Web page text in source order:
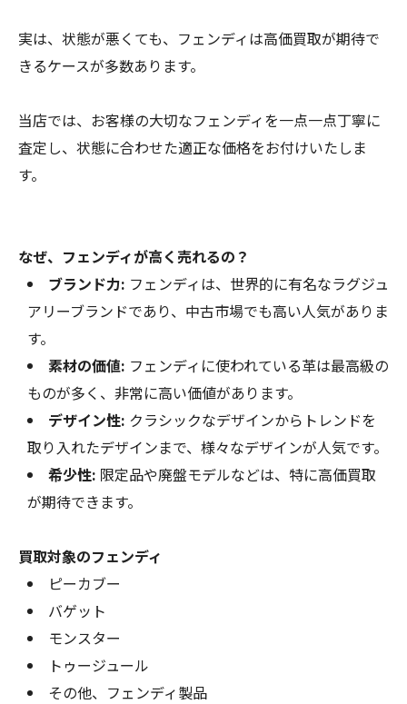
実は、状態が悪くても、フェンディは高価買取が期待で
きるケースが多数あります。
当店では、お客様の大切なフェンディを一点一点丁寧に
査定し、状態に合わせた適正な価格をお付けいたしま
す。
なぜ、フェンディが高く売れるの？
ブランド力: フェンディは、世界的に有名なラグジュ
アリーブランドであり、中古市場でも高い人気がありま
す。
素材の価値: フェンディに使われている革は最高級の
ものが多く、非常に高い価値があります。
デザイン性: クラシックなデザインからトレンドを
取り入れたデザインまで、様々なデザインが人気です。
希少性: 限定品や廃盤モデルなどは、特に高価買取
が期待できます。
買取対象のフェンディ
ピーカブー
バゲット
モンスター
トゥージュール
その他、フェンディ製品